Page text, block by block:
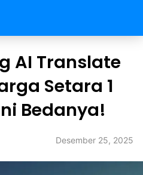
AI Translate
Setara 1
Bedanya!
Desember 25, 2025